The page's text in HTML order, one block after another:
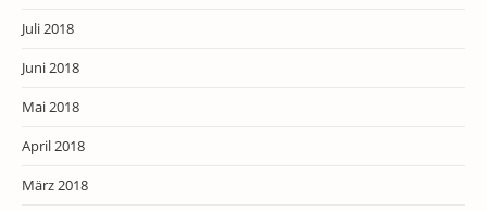
Juli 2018
Juni 2018
Mai 2018
April 2018
März 2018